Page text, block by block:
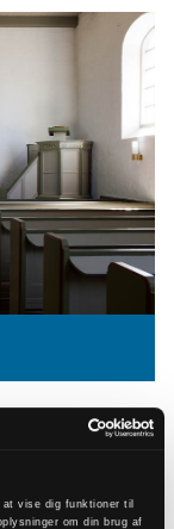
vise dig funktioner til
om din brug af